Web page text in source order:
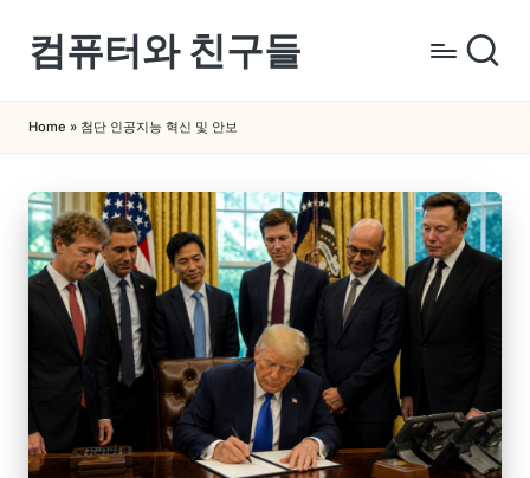
Skip
content
컴퓨터와 친구들
퓨
터
스
마
트
배
우
Home » 첨단 인공지능 혁신 및 안보